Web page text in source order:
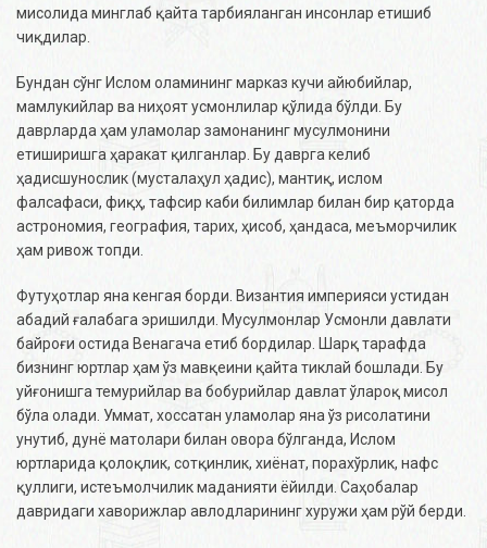
мисолида минглаб қайта тарбияланган инсонлар етишиб
чиқдилар.
​​Бундан сўнг Ислом оламининг марказ кучи айюбийлар,
мамлукийлар ва ниҳоят усмонлилар қўлида бўлди. Бу
даврларда ҳам уламолар замонанинг мусулмонини
етиширишга ҳаракат қилганлар. Бу даврга келиб
ҳадисшунослик (мусталаҳул ҳадис), мантиқ, ислом
фалсафаси, фиқҳ, тафсир каби билимлар билан бир қаторда
астрономия, география, тарих, ҳисоб, ҳандаса, меъморчилик
ҳам ривож топди.
Футуҳотлар яна кенгая борди. Византия империяси устидан
абадий ғалабага эришилди. Мусулмонлар Усмонли давлати
байроғи остида Венагача етиб бордилар. Шарқ тарафда
бизнинг юртлар ҳам ўз мавқеини қайта тиклай бошлади. Бу
уйғонишга темурийлар ва бобурийлар давлат ўлароқ мисол
бўла олади. Уммат, хоссатан уламолар яна ўз рисолатини
унутиб, дунё матолари билан овора бўлганда, Ислом
юртларида қолоқлик, сотқинлик, хиёнат, порахўрлик, нафс
қуллиги, истеъмолчилик маданияти ёйилди. Саҳобалар
давридаги хаворижлар авлодларининг хуружи ҳам рўй берди.